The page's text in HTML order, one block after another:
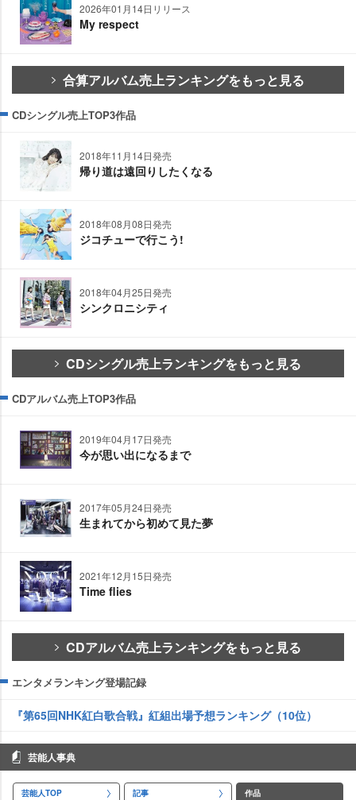
2026年01月14日リリース
My respect
合算アルバム売上ランキングをもっと見る
CDシングル売上TOP3作品
2018年11月14日発売
帰り道は遠回りしたくなる
2018年08月08日発売
ジコチューで行こう!
2018年04月25日発売
シンクロニシティ
CDシングル売上ランキングをもっと見る
CDアルバム売上TOP3作品
2019年04月17日発売
今が思い出になるまで
2017年05月24日発売
生まれてから初めて見た夢
2021年12月15日発売
Time flies
CDアルバム売上ランキングをもっと見る
エンタメランキング登場記録
『第65回NHK紅白歌合戦』紅組出場予想ランキング（10位）
芸能人事典
芸能人TOP 記事 作品